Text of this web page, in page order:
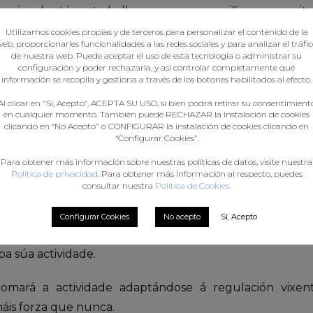
están a traballar para que se unifiquen os
fincapé na importancia de retomar a actividade nas
deixou claro que a situación non é doada, pero
estar á altura das circunstancias e proporá
comece a rodar o antes posible: “o balonmán
esta situación vai supoñer unha oportunidade para
e clubs traballamos unidos, imos saír adiante
para matizar algúns aspectos
de Balonmán e para intercambiar
súa actividade.
a actividade adaptándose á regulación
forza que nunca.
Utilizamos cookies propias y de terceros para personalizar el contenido de la
proporcionarles funcionalidades a las redes sociales y para analizar el
de nuestra web. Puede aceptar el uso de esta tecnología o administrar su
configuración y poder rechazarla, y así controlar completamente qué
información se recopila y gestiona a través de los botones habilitados al efecto.
clicar en "Sí, Acepto", ACEPTA SU USO, si bien podrá retirar su
en cualquier momento. También puede RECHAZAR la instalación de cookies
clicando en “No Acepto" o CONFIGURAR la instalación de cookies clicando en
“Configurar Cookies”.
Para obtener más información sobre nuestras políticas de datos, visite nuestra
Política de privacidad . Para obtener más información al respecto, puedes
consultar nuestra Política de Cookies
Configurar Cookies No acepto Sí, Acepto